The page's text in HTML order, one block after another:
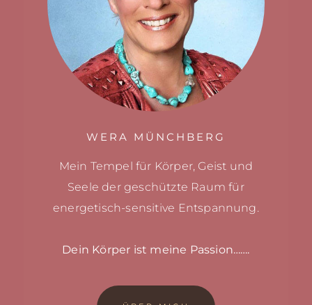
WERA MÜNCHBERG
Mein Tempel für Körper, Geist und
Seeleder geschützte Raum für
energetisch-sensitive Entspannung.
Dein Körper ist meine Passion…….